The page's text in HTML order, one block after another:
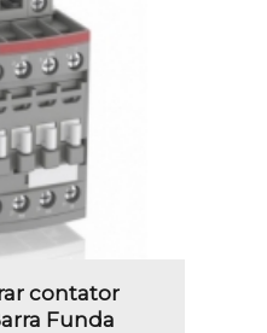
contator
Funda